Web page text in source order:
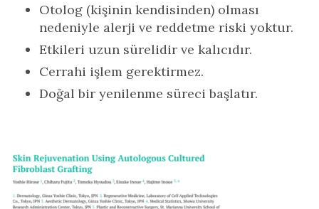
Otolog (kişinin kendisinden) olması
nedeniyle alerji ve reddetme riski yoktur.
Etkileri uzun sürelidir ve kalıcıdır.
Cerrahi işlem gerektirmez.
Doğal bir yenilenme süreci başlatır.